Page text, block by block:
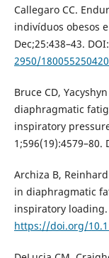
Callegaro CC.
indivíduos obesos
Dec;25:438–43. DOI:
2950/
Bruce CD,
diaphragmatic
inspiratory
1;596(19):4579–80.
Archiza B,
in diaphragmatic
inspiratory loading.
https://doi.org/